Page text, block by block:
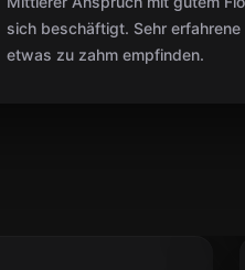
sich beschäftigt. Sehr
etwas zu zahm empfinden.